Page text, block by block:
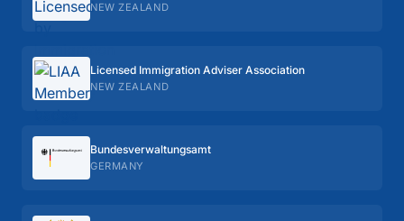
NEW ZEALAND
Licensed Immigration Adviser Association
NEW ZEALAND
Bundes­verwaltungs­amt
GERMANY